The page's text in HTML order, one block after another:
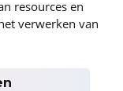
resources en
verwerken van